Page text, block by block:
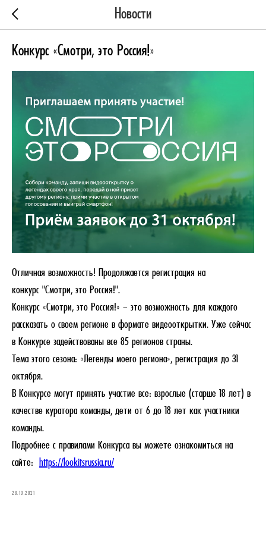
Новости
Конкурс «Смотри, это Россия!»
Отличная возможность! Продолжается регистрация на
конкурс "Смотри, это Россия!".
Конкурс «Смотри, это Россия!» – это возможность для каждого
рассказать о своем регионе в формате видеооткрытки. Уже сейчас
в Конкурсе задействованы все 85 регионов страны.
Тема этого сезона: «Легенды моего региона», регистрация до 31
октября.
В Конкурсе могут принять участие все: взрослые (старше 18 лет) в
качестве куратора команды, дети от 6 до 18 лет как участники
команды.
Подробнее с правилами Конкурса вы можете ознакомиться на
сайте:
https://lookitsrussia.ru/
28.10.2021